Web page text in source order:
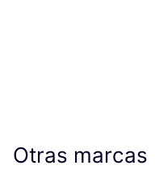
Otras marcas